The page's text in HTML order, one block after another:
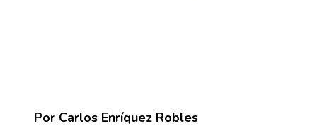
Por Carlos Enríquez Robles